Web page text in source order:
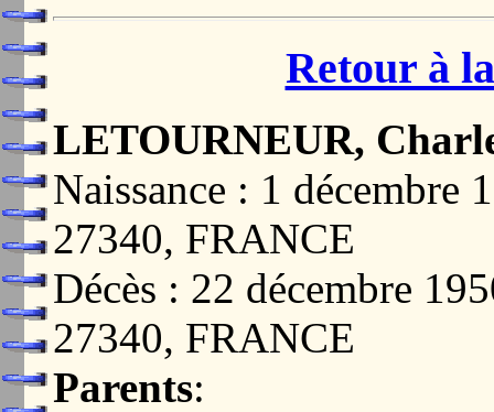
Retour à
LETOURNEUR,
Naissance : 1
27340, FRANCE
Décès : 22 décembre
27340, FRANCE
Parents: